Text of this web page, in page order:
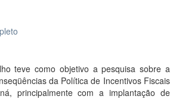
teve como objetivo a pesquisa sobre a
da Política de Incentivos Fiscais
principalmente com a implantação de